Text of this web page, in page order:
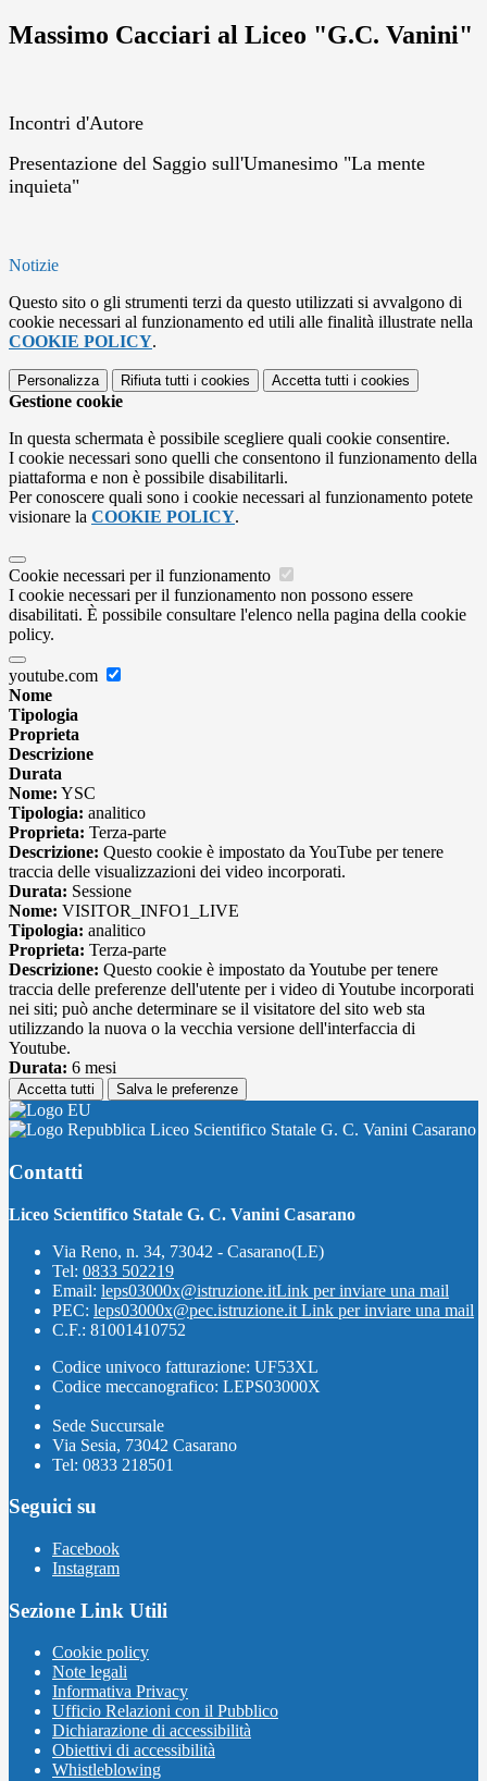
Massimo Cacciari al Liceo "G.C. Vanini"
Incontri d'Autore
Presentazione del Saggio sull'Umanesimo "La mente
inquieta"
Notizie
Questo sito o gli strumenti terzi da questo utilizzati si avvalgono di
cookie necessari al funzionamento ed utili alle finalità illustrate nella
COOKIE POLICY.
Personalizza Rifiuta tutti i cookies Accetta tutti i cookies
Gestione cookie
In questa schermata è possibile scegliere quali cookie consentire.
I cookie necessari sono quelli che consentono il funzionamento della
piattaforma e non è possibile disabilitarli.
Per conoscere quali sono i cookie necessari al funzionamento potete
visionare la COOKIE POLICY.
Cookie necessari per il funzionamento
I cookie necessari per il funzionamento non possono essere
disabilitati. È possibile consultare l'elenco nella pagina della cookie
policy.
youtube.com
Nome
Tipologia
Proprieta
Descrizione
Durata
Nome: YSC
Tipologia: analitico
Proprieta: Terza-parte
Descrizione: Questo cookie è impostato da YouTube per tenere
traccia delle visualizzazioni dei video incorporati.
Durata: Sessione
Nome: VISITOR_INFO1_LIVE
Tipologia: analitico
Proprieta: Terza-parte
Descrizione: Questo cookie è impostato da Youtube per tenere
traccia delle preferenze dell'utente per i video di Youtube incorporati
nei siti; può anche determinare se il visitatore del sito web sta
utilizzando la nuova o la vecchia versione dell'interfaccia di
Youtube.
Durata: 6 mesi
Accetta tutti Salva le preferenze
Liceo Scientifico Statale G. C. Vanini Casarano
Contatti
Liceo Scientifico Statale G. C. Vanini Casarano
Via Reno, n. 34, 73042 - Casarano(LE)
Tel: 0833 502219
Email: leps03000x@istruzione.itLink per inviare una mail
PEC: leps03000x@pec.istruzione.it Link per inviare una mail
C.F.: 81001410752
Codice univoco fatturazione: UF53XL
Codice meccanografico: LEPS03000X
Sede Succursale
Via Sesia, 73042 Casarano
Tel: 0833 218501
Seguici su
Facebook
Instagram
Sezione Link Utili
Cookie policy
Note legali
Informativa Privacy
Ufficio Relazioni con il Pubblico
Dichiarazione di accessibilità
Obiettivi di accessibilità
Whistleblowing